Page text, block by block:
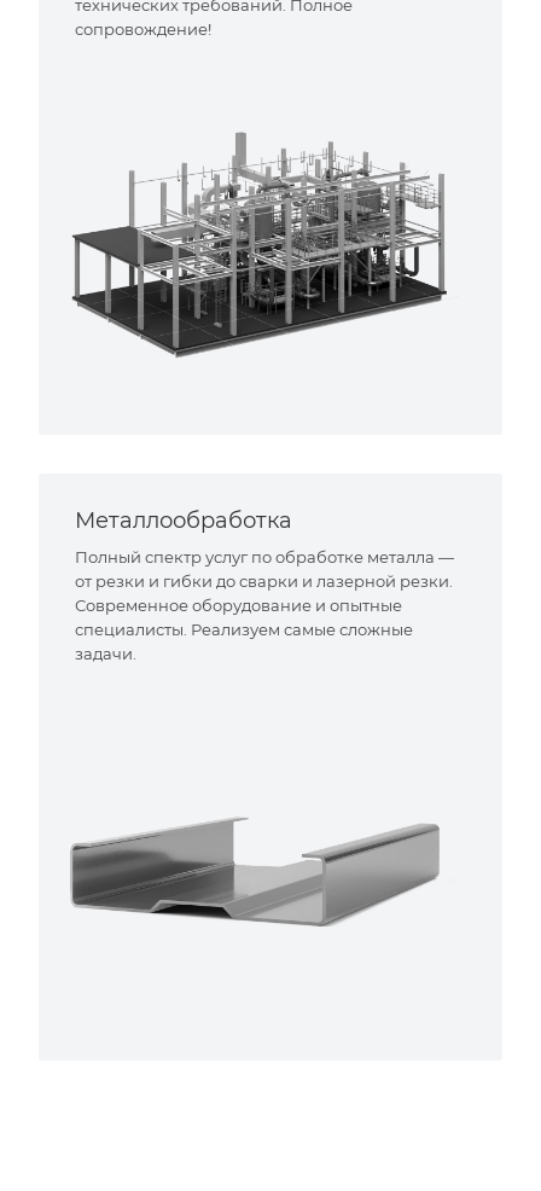
технических требований. Полное
сопровождение!
Металлообработка
Полный спектр услуг по обработке металла —
от резки и гибки до сварки и лазерной резки.
Современное оборудование и опытные
специалисты. Реализуем самые сложные
задачи.